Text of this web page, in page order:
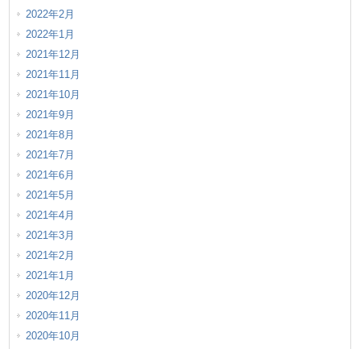
2022年2月
2022年1月
2021年12月
2021年11月
2021年10月
2021年9月
2021年8月
2021年7月
2021年6月
2021年5月
2021年4月
2021年3月
2021年2月
2021年1月
2020年12月
2020年11月
2020年10月